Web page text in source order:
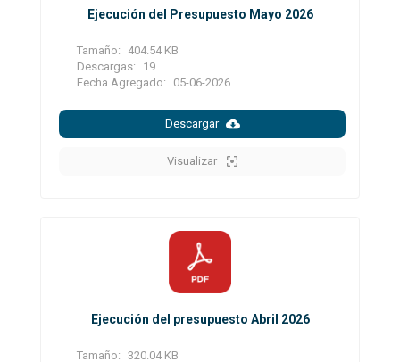
Ejecución del Presupuesto Mayo 2026
Tamaño:
404.54 KB
Descargas:
19
Fecha Agregado:
05-06-2026
Descargar
Visualizar
Ejecución del presupuesto Abril 2026
Tamaño: 320.04 KB